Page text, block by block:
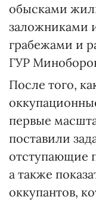
обысками
заложниками
грабежами и
ГУР
После того,
первые
поставили
отступающие
а также
оккупантов,